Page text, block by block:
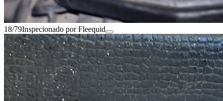
18/79Inspecionado por Fleequid